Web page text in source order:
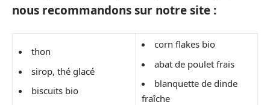
nous recommandons sur notre site :
thon
sirop, thé glacé
biscuits bio
corn flakes bio
abat de poulet frais
blanquette de dinde
fraîche